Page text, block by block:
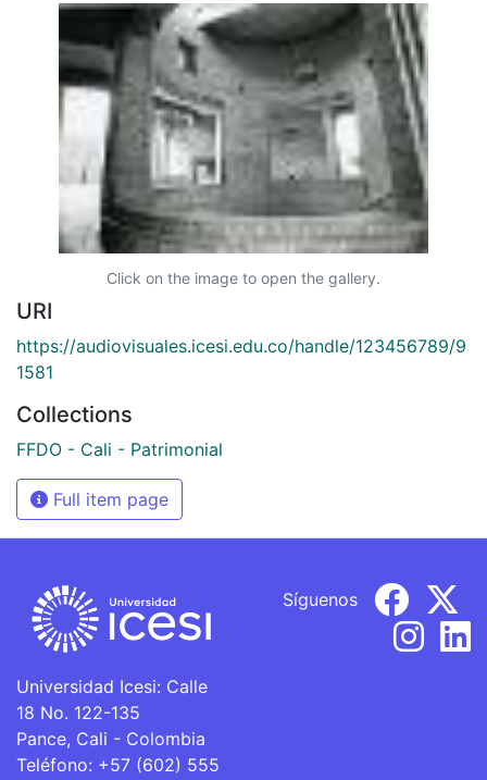
Click on the image to open the gallery.
URI
https://audiovisuales.icesi.edu.co/handle/123456789/9
1581
Collections
FFDO - Cali - Patrimonial
Full item page
Universidad Icesi: Calle
18 No. 122-135
Pance, Cali - Colombia
Teléfono: +57 (602) 555
Síguenos